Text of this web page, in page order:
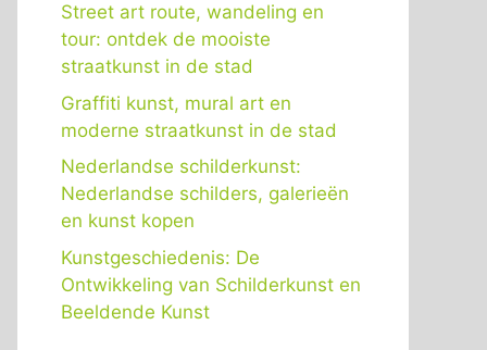
Street art route, wandeling en
tour: ontdek de mooiste
straatkunst in de stad
Graffiti kunst, mural art en
moderne straatkunst in de stad
Nederlandse schilderkunst:
Nederlandse schilders, galerieën
en kunst kopen
Kunstgeschiedenis: De
Ontwikkeling van Schilderkunst en
Beeldende Kunst